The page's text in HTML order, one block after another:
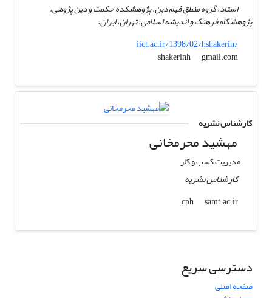
استاد، گروه منطق فهم دین، پژوهشکده حکمت و دین پژوهی،
پژوهشگاه فرهنگ و اندیشه اسلامی، تهران، ایران.
iict.ac.ir/1398/02/hshakerin/
shakerinh
gmail.com
کارشناس نشریه
مهشید محرمخانی
مدیریت کسب و کار
کارشناس نشریه
cph
samt.ac.ir
دسترسی سریع
صفحه اصلی